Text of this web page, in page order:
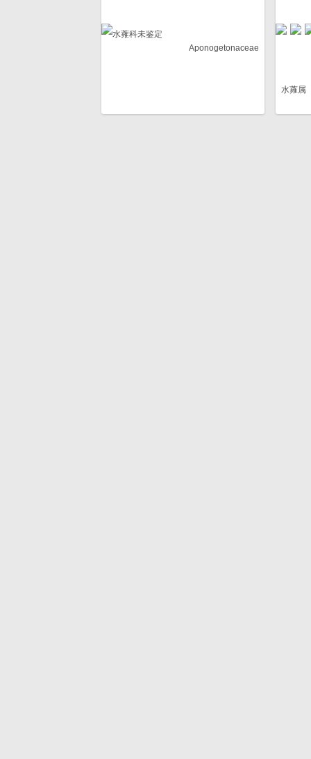
水蕹科未鉴定
Aponogetonaceae
水蕹属